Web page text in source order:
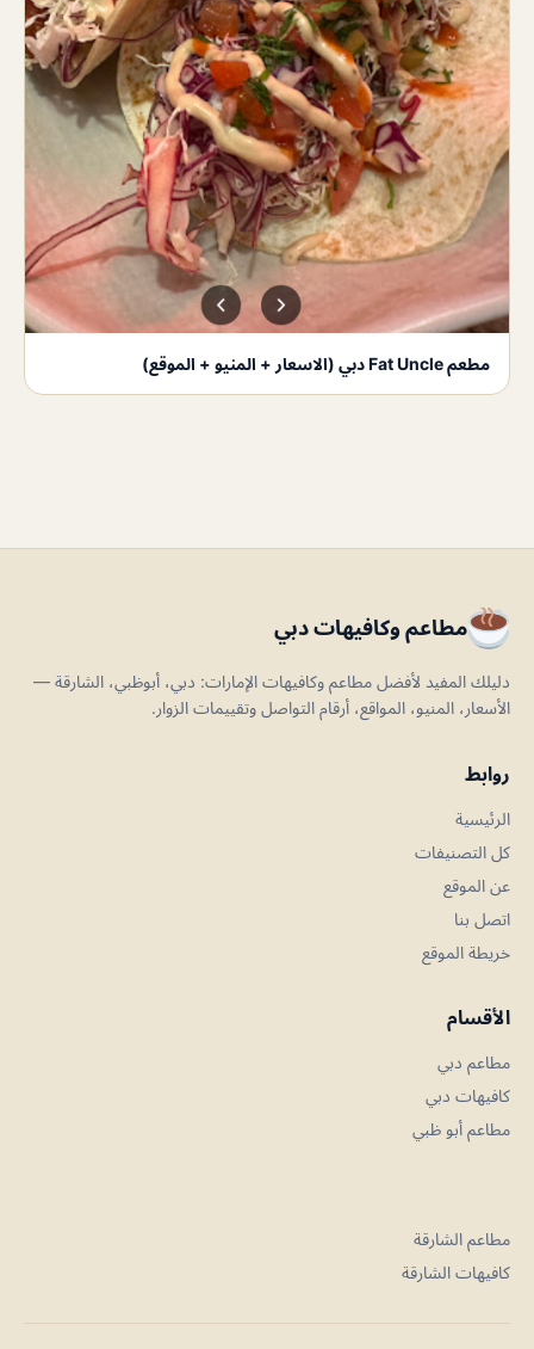
مطعم Fat Uncle دبي (الاسعار + المنيو + الموقع)
مطاعم وكافيهات دبي
دليلك المفيد لأفضل مطاعم وكافيهات الإمارات: دبي، أبوظبي، الشارقة —
الأسعار، المنيو، المواقع، أرقام التواصل وتقييمات الزوار.
روابط
الرئيسية
كل التصنيفات
عن الموقع
اتصل بنا
خريطة الموقع
الأقسام
مطاعم دبي
كافيهات دبي
مطاعم أبو ظبي
مطاعم الشارقة
كافيهات الشارقة